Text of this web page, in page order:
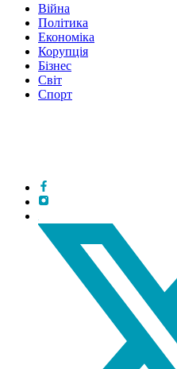
Війна
Політика
Економіка
Корупція
Бізнес
Світ
Спорт